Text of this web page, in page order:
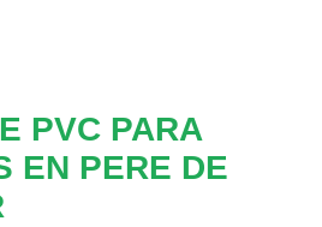
PVC PARA
EN PERE DE